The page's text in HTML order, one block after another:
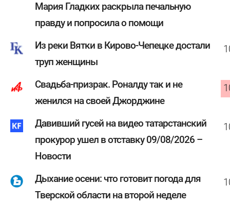
Мария Гладких раскрыла печальную
правду и попросила о помощи
Из реки Вятки в Кирово-Чепецке достали
труп женщины
Свадьба-призрак. Роналду так и не
женился на своей Джорджине
Давивший гусей на видео татарстанский
прокурор ушел в отставку 09/08/2026 –
Новости
Дыхание осени: что готовит погода для
Тверской области на второй неделе